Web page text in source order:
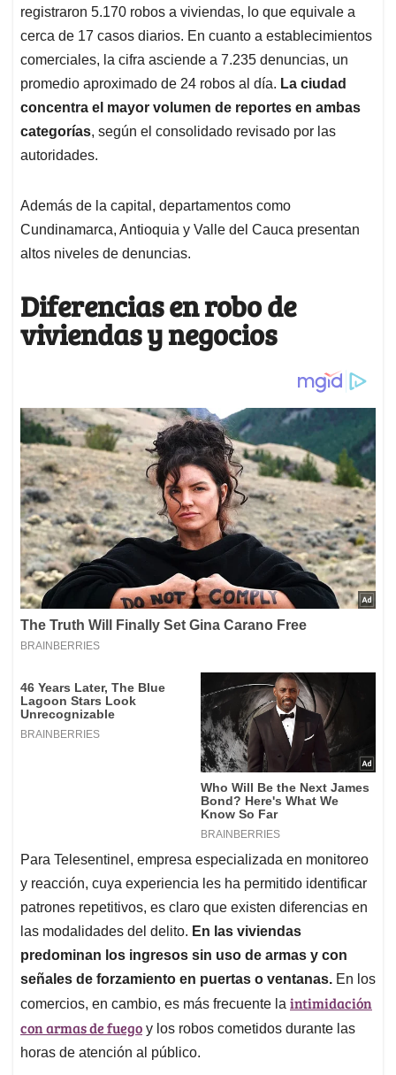
registraron 5.170 robos a viviendas, lo que equivale a
cerca de 17 casos diarios. En cuanto a establecimientos
comerciales, la cifra asciende a 7.235 denuncias, un
promedio aproximado de 24 robos al día. La ciudad
concentra el mayor volumen de reportes en ambas
categorías, según el consolidado revisado por las
autoridades.
Además de la capital, departamentos como
Cundinamarca, Antioquia y Valle del Cauca presentan
altos niveles de denuncias.
Diferencias en robo de
viviendas y negocios
Para Telesentinel, empresa especializada en monitoreo
y reacción, cuya experiencia les ha permitido identificar
patrones repetitivos, es claro que existen diferencias en
las modalidades del delito. En las viviendas
predominan los ingresos sin uso de armas y con
señales de forzamiento en puertas o ventanas. En los
comercios, en cambio, es más frecuente la intimidación
con armas de fuego y los robos cometidos durante las
horas de atención al público.